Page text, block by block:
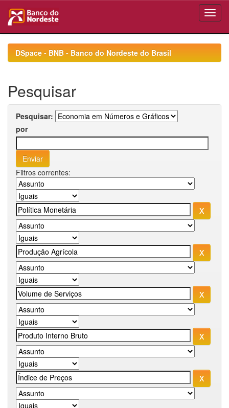
navigationDSpace - BNB - Banco do Nordeste do Brasil
Pesquisar
Pesquisar:
por
Filtros correntes: